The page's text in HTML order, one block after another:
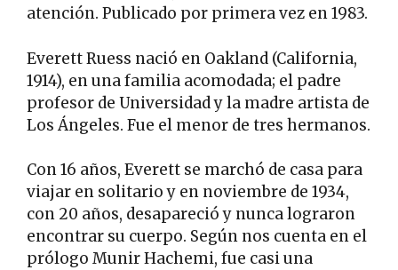
atención. Publicado por primera vez en 1983.
Everett Ruess nació en Oakland (California,
1914), en una familia acomodada; el padre
profesor de Universidad y la madre artista de
Los Ángeles. Fue el menor de tres hermanos.
Con 16 años, Everett se marchó de casa para
viajar en solitario y en noviembre de 1934,
con 20 años, desapareció y nunca lograron
encontrar su cuerpo. Según nos cuenta en el
prólogo Munir Hachemi, fue casi una